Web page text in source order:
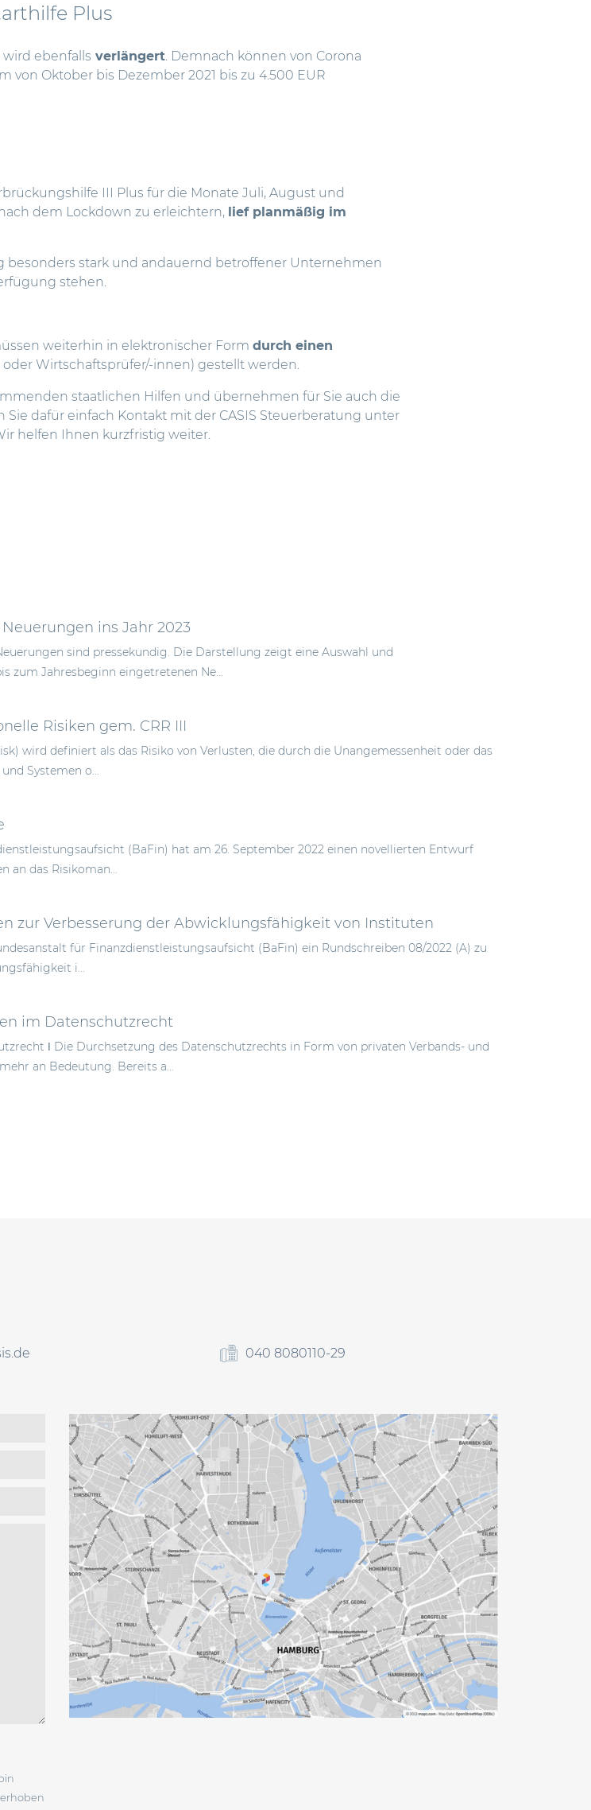
Plus
wird ebenfalls verlängert . Demnach können von Corona
Oktober bis Dezember 2021 bis zu 4.500 EUR
III Plus für die Monate Juli, August und
dem Lockdown zu erleichtern, lief planmäßig im
besonders stark und andauernd betroffener Unternehmen
stehen.
weiterhin in elektronischer Form durch einen
oder Wirtschaftsprüfer/-innen) gestellt werden.
staatlichen Hilfen und übernehmen für Sie auch die
dafür einfach Kontakt mit der CASIS Steuerberatung unter
helfen Ihnen kurzfristig weiter.
ins Jahr 2023
sind pressekundig. Die Darstellung zeigt eine Auswahl und
zum Jahresbeginn eingetretenen Ne...
Risiken gem. CRR III
wird definiert als das Risiko von Verlusten, die durch die Unangemessenheit oder das
Systemen o...
(BaFin) hat am 26. September 2022 einen novellierten Entwurf
an das Risikoman...
zur Verbesserung der Abwicklungsfähigkeit von Instituten
für Finanzdienstleistungsaufsicht (BaFin) ein Rundschreiben 08/2022 (A) zu
i...
im Datenschutzrecht
ǀ Die Durchsetzung des Datenschutzrechts in Form von privaten Verbands- und
an Bedeutung. Bereits a...
040 8080110-29